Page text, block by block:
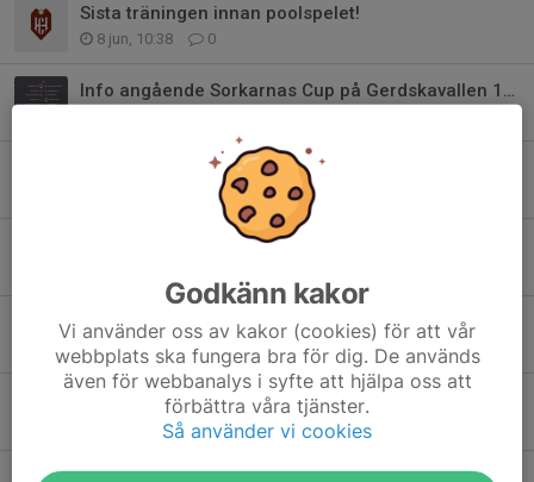
Sista träningen innan poolspelet!
8 jun, 10:38 0
Info angående Sorkarnas Cup på Gerdskavallen 13/6.
Välkomna till pojkar P019
0
Ny träningstid samt info om vår/sommar
Träningstider
11 maj, 12:02
Info angående utomhus träningar
19 mar, 19:10 0
Inställd träning vecka 12
Godkänn kakor
Vi använder oss av kakor (cookies) för att vår
webbplats ska fungera bra för dig. De används
även för webbanalys i syfte att hjälpa oss att
förbättra våra tjänster.
Så använder vi cookies